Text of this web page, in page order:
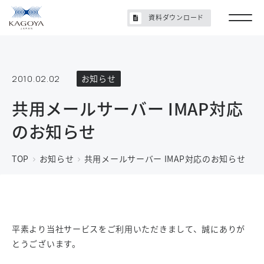
2010.02.02 お知らせ
共用メールサーバー IMAP対応
のお知らせ
TOP お知らせ 共用メールサーバー IMAP対応のお知らせ
平素より当社サービスをご利用いただきまして、誠にありが
とうございます。
資料ダウンロード